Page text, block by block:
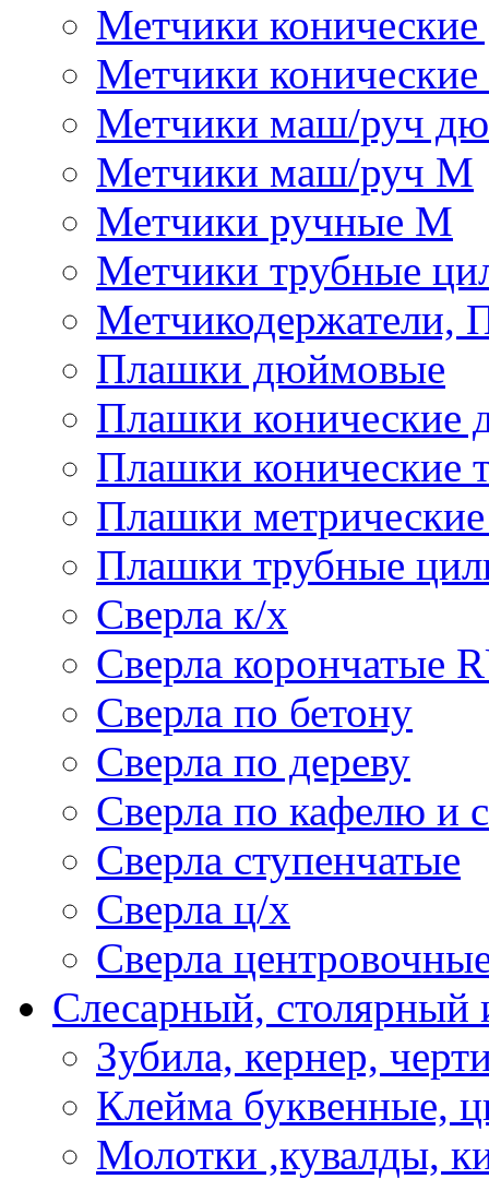
Метчики
Метчики
Метчики маш/руч
Метчики маш/руч М
Метчики ручные М
Метчики трубные
Метчикодержатели,
Плашки дюймовые
Плашки
Плашки конические
Плашки
Плашки трубные
Сверла к/х
Сверла корончатые
Сверла по бетону
Сверла по дереву
Сверла по кафелю и
Сверла ступенчатые
Сверла ц/х
Сверла
Слесарный, столярный
Зубила, кернер,
Клейма буквенные,
Молотки ,кувалды,